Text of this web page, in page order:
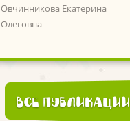
Овчинникова Екатерина
Олеговна
Все публикации